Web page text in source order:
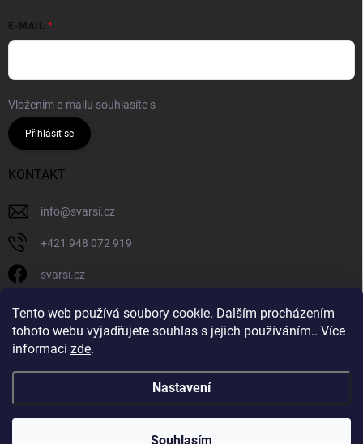
Tento web používá soubory cookie. Dalším procházením
tohoto webu vyjadřujete souhlas s jejich používáním.. Více
informací zde.
Nastavení
Souhlasím
E-MAIL
Vložením e-mailu souhlasíte s
Přihlásit se
KONTAKT
info@svarsi.cz
+421 948 072 919
svarsi.cz
svarsi.cz
SVARSI.CZ . Všechna práva vyhrazena.